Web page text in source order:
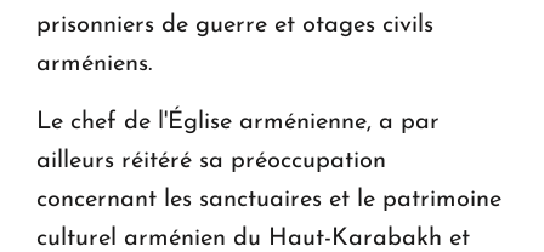
prisonniers de guerre et otages civils
arméniens.
Le chef de l'Église arménienne, a par
ailleurs réitéré sa préoccupation
concernant les sanctuaires et le patrimoine
culturel arménien du Haut-Karabakh et